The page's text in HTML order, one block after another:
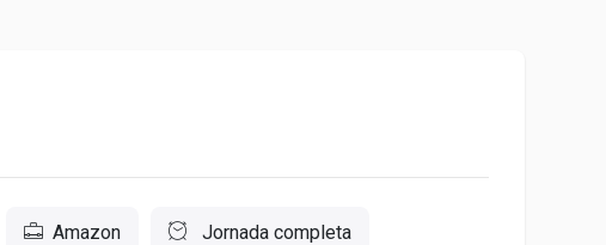
Amazon Jornada completa